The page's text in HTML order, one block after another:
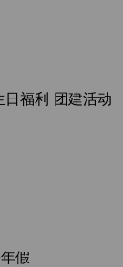
日福利 团建活动
假